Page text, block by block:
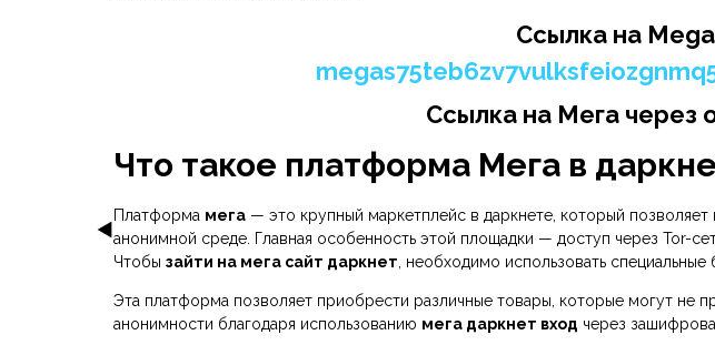
Ссылка на
Ссылка на Мега через
Что такое платформа Мега в
Платформа мега — это крупный маркетплейс в даркнете, который
анонимной среде. Главная особенность этой площадки — доступ через Tor-
Чтобы зайти на мега сайт даркнет , необходимо использовать
Эта платформа позволяет приобрести различные товары, которые могут не
анонимности благодаря использованию мега даркнет вход через